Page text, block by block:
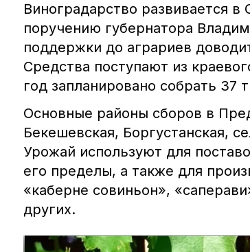
Виноградарство развивается
поручению губернатора
поддержки до аграриев
Средства поступают из
год запланировано собрать 37
Основные районы сборов в
Бекешевская, Боргустанская,
Урожай используют для
его пределы, а также для
«каберне совиньон»,
других.